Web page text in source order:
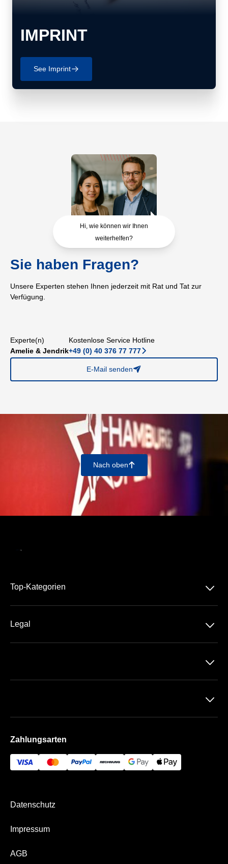
IMPRINT
See Imprint􀄫
Hi, wie können wir Ihnen
weiterhelfen?
Sie haben Fragen?
Unsere Experten stehen Ihnen jederzeit mit Rat und Tat zur
Verfügung.
Experte(n)
Amelie & Jendrik
Kostenlose Service Hotline
+49 (0) 40 376 77 777􀆊
E-Mail senden􀈠
Nach oben􀄨
Top-Kategorien 􀆈
Legal
􀆈
􀆈
􀆈
Zahlungsarten
Datenschutz
Impressum
AGB